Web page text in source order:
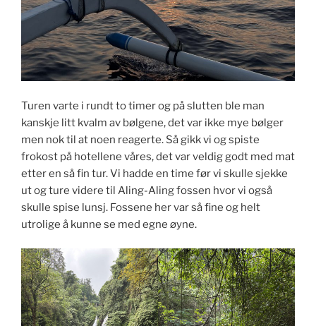
Turen varte i rundt to timer og på slutten ble man
kanskje litt kvalm av bølgene, det var ikke mye bølger
men nok til at noen reagerte. Så gikk vi og spiste
frokost på hotellene våres, det var veldig godt med mat
etter en så fin tur. Vi hadde en time før vi skulle sjekke
ut og ture videre til Aling-Aling fossen hvor vi også
skulle spise lunsj. Fossene her var så fine og helt
utrolige å kunne se med egne øyne.